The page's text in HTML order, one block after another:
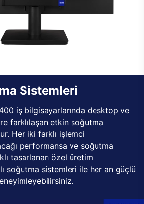
Sistemleri
iş bilgisayarlarında desktop ve
farklılaşan etkin soğutma
Her iki farklı işlemci
performansa ve soğutma
tasarlanan özel üretim
soğutma sistemleri ile her an güçlü